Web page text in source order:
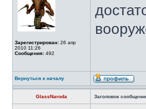
Зарегистрирован: 26 апр
2010 11:26
Сообщения: 492
Вернуться к началу
GlassNaroda Заголовок